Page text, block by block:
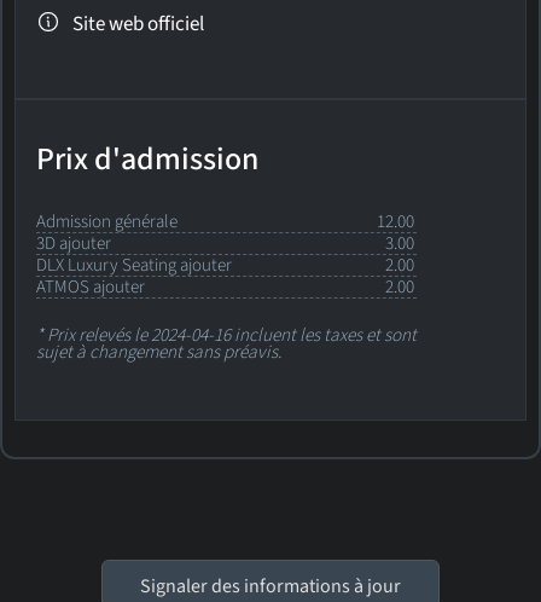
Site web officiel
Prix d'admission
Admission générale
12.00
3D ajouter
3.00
DLX Luxury Seating ajouter
2.00
ATMOS ajouter
2.00
* Prix relevés le 2024-04-16 incluent les taxes et sont
sujet à changement sans préavis.
Signaler des informations à jour